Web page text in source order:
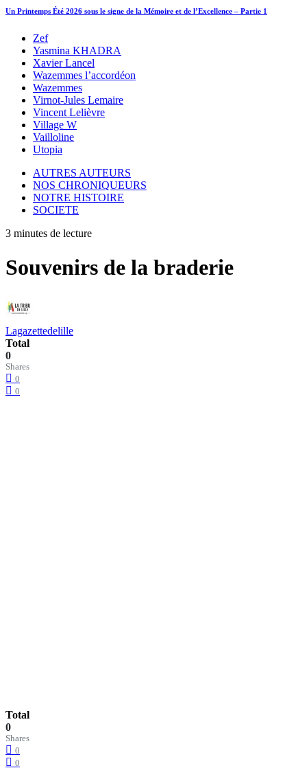
Un Printemps Été 2026 sous le signe de la Mémoire et de l’Excellence – Partie 1
Zef
Yasmina KHADRA
Xavier Lancel
Wazemmes l’accordéon
Wazemmes
Virnot-Jules Lemaire
Vincent Lelièvre
Village W
Vailloline
Utopia
AUTRES AUTEURS
NOS CHRONIQUEURS
NOTRE HISTOIRE
SOCIETE
3 minutes de lecture
Souvenirs de la braderie
Lagazettedelille
Total
0
Shares
0
0
Total
0
Shares
0
0